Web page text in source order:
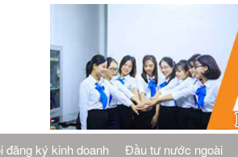
đăng ký kinh doanh Đầu tư nước ngoài